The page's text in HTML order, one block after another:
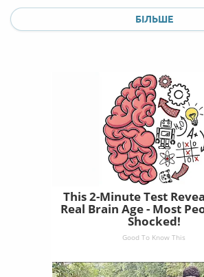
БІЛЬШЕ
This 2-Minute Test
Real Brain Age - Most
Shocked!
Good To Know This